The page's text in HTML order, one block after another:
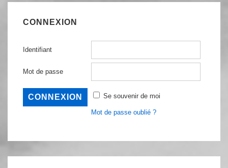
CONNEXION
Identifiant
Mot de passe
Se souvenir de moi
Mot de passe oublié ?